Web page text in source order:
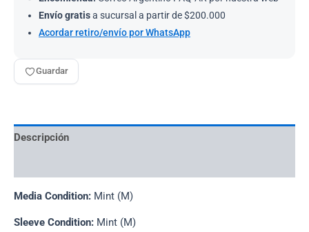
Envío gratisa sucursal a partir de $200.000
Acordar retiro/envío por WhatsApp
Guardar
Descripción
Media Condition: Mint (M)
Sleeve Condition: Mint (M)